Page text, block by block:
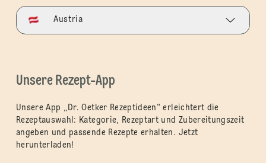
Austria
Unsere Rezept-App
Unsere App „Dr. Oetker Rezeptideen“ erleichtert die
Rezeptauswahl: Kategorie, Rezeptart und Zubereitungszeit
angeben und passende Rezepte erhalten. Jetzt
herunterladen!